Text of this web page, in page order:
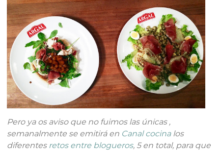
Pero ya os aviso que no fuimos las únicas ,
semanalmente se emitirá en Canal cocinalos
diferentes retos entre blogueros, 5 en total, para que